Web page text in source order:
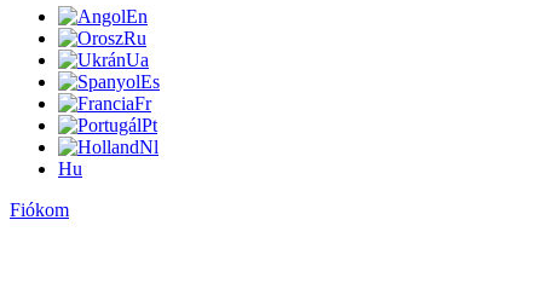
En
Ru
Ua
Es
Fr
Pt
Nl
Hu
Fiókom